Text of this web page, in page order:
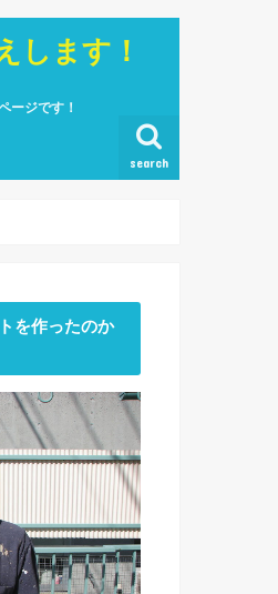
します！
search
ージです！
を作ったのか